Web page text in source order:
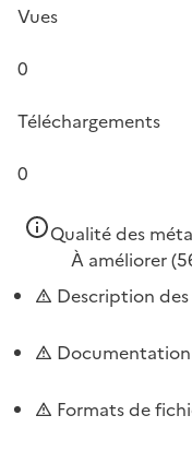
Vues
0
Téléchargements
0
Qualité des
À améliorer
Description
Formats de